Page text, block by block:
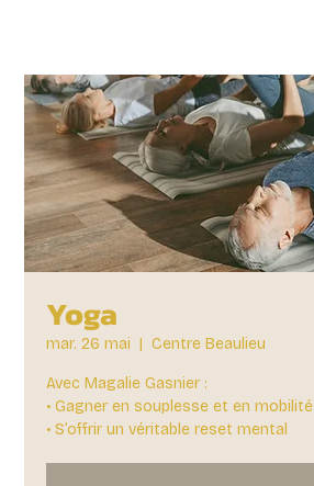
Yoga
mar. 26 mai
  |
Centre Beaulieu
Avec Magalie Gasnier :
• Gagner en souplesse et en mobilité
• S’offrir un véritable reset mental